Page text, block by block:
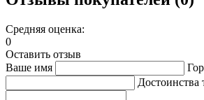
Средняя оценка:
0
Оставить отзыв
Ваше имя
Достоинства